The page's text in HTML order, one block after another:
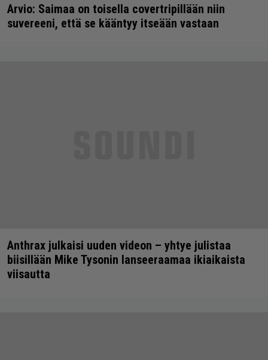
Arvio: Saimaa on toisella covertripillään niin
suvereeni, että se kääntyy itseään vastaan
Anthrax julkaisi uuden videon – yhtye julistaa
biisillään Mike Tysonin lanseeraamaa ikiaikaista
viisautta